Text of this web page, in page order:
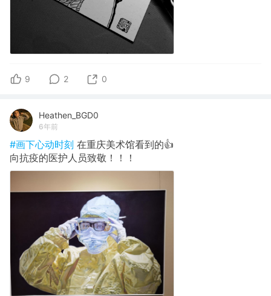
9 2 0
Heathen_BGD0
6年前
#画下心动时刻 在重庆美术馆看到的👍
向抗疫的医护人员致敬！！！